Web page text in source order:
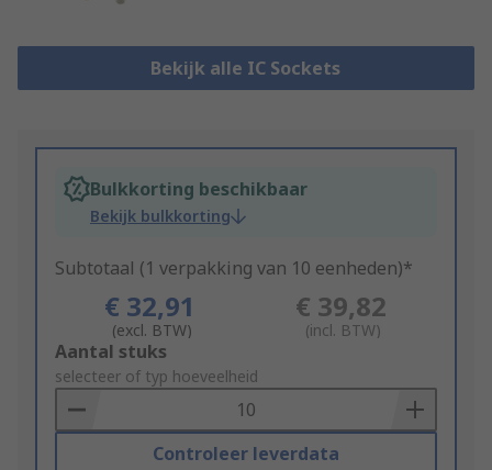
Bekijk alle IC Sockets
Bulkkorting beschikbaar
Bekijk bulkkorting
Subtotaal (1 verpakking van 10 eenheden)*
€ 32,91
(excl. BTW)
€ 39,82
(incl. BTW)
Add
to
Basket
Aantal stuks
selecteer of typ hoeveelheid
Controleer leverdata